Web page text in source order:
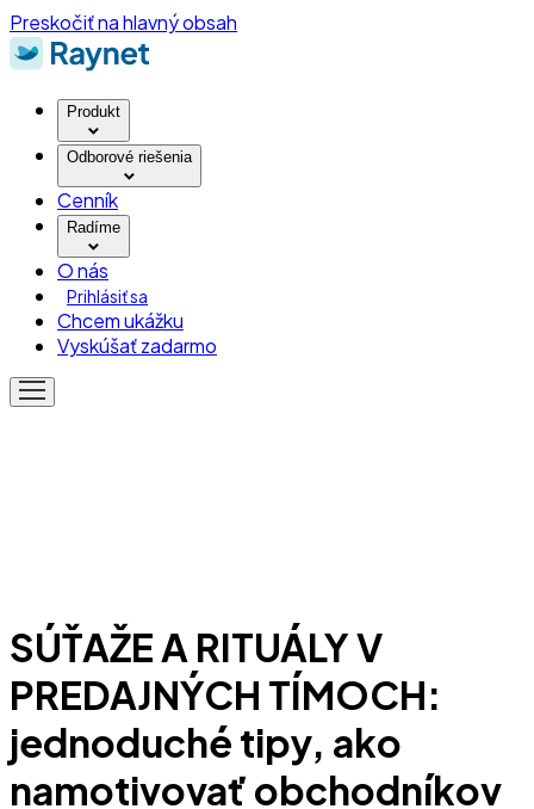
Preskočiť na hlavný obsah
Produkt
Odborové riešenia
Cenník
Radíme
O nás
Prihlásiť sa
Chcem ukážku
Vyskúšať zadarmo
SÚŤAŽE A RITUÁLY V
PREDAJNÝCH TÍMOCH:
jednoduché tipy, ako
namotivovať obchodníkov